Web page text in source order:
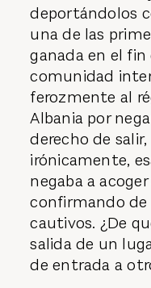
deportándolos
una de las
ganada en el
comunidad
ferozmente al
Albania por
derecho de
irónicamente,
negaba a
confirmando
cautivos. ¿De
salida de un
de entrada a